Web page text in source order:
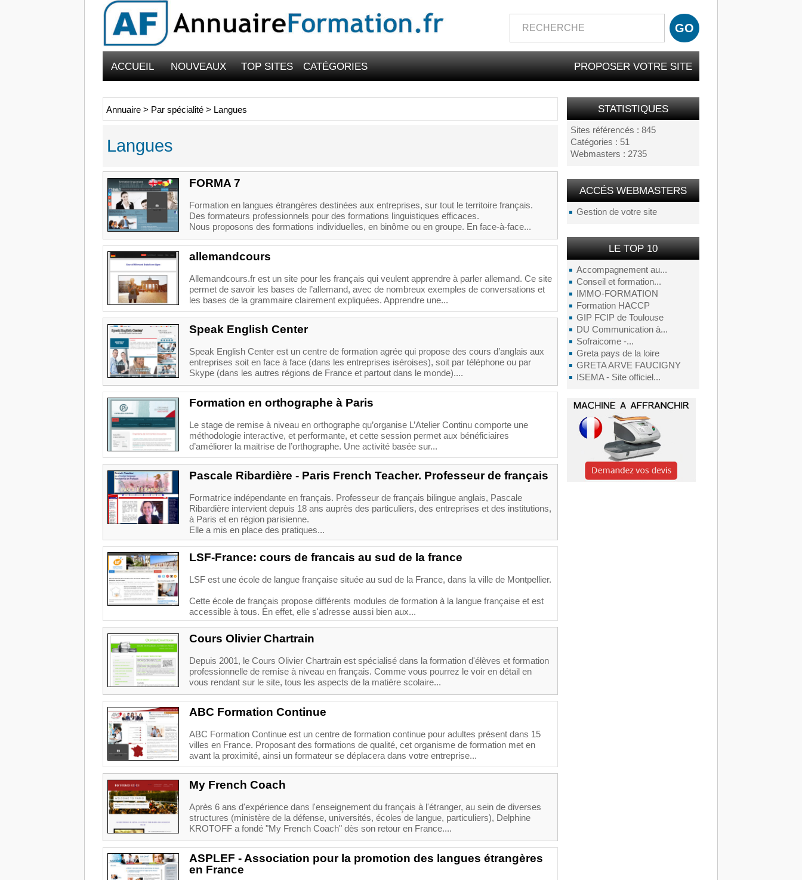
ACCUEIL NOUVEAUX TOP SITES CATÉGORIES PROPOSER VOTRE SITE
STATISTIQUES
Sites référencés : 845
Catégories : 51
Webmasters : 2735
ACCÉS WEBMASTERS
Gestion de votre site
LE TOP 10
Accompagnement au...
Conseil et formation...
IMMO-FORMATION
Formation HACCP
GIP FCIP de Toulouse
DU Communication à...
Sofraicome -...
Greta pays de la loire
GRETA ARVE FAUCIGNY
ISEMA - Site officiel...
Annuaire > Par spécialité > Langues
Langues
FORMA 7
Formation en langues étrangères destinées aux entreprises, sur tout le territoire français.
Des formateurs professionnels pour des formations linguistiques efficaces.
Nous proposons des formations individuelles, en binôme ou en groupe. En face-à-face...
allemandcours
Allemandcours.fr est un site pour les français qui veulent apprendre à parler allemand. Ce site
permet de savoir les bases de l’allemand, avec de nombreux exemples de conversations et
les bases de la grammaire clairement expliquées. Apprendre une...
Speak English Center
Speak English Center est un centre de formation agrée qui propose des cours d’anglais aux
entreprises soit en face à face (dans les entreprises iséroises), soit par téléphone ou par
Skype (dans les autres régions de France et partout dans le monde)....
Formation en orthographe à Paris
Le stage de remise à niveau en orthographe qu’organise L’Atelier Continu comporte une
méthodologie interactive, et performante, et cette session permet aux bénéficiaires
d’améliorer la maitrise de l’orthographe. Une activité basée sur...
Pascale Ribardière - Paris French Teacher. Professeur de français
Formatrice indépendante en français. Professeur de français bilingue anglais, Pascale
Ribardière intervient depuis 18 ans auprès des particuliers, des entreprises et des institutions,
à Paris et en région parisienne.
Elle a mis en place des pratiques...
LSF-France: cours de francais au sud de la france
LSF est une école de langue française située au sud de la France, dans la ville de Montpellier.
Cette école de français propose différents modules de formation à la langue française et est
accessible à tous. En effet, elle s'adresse aussi bien aux...
Cours Olivier Chartrain
Depuis 2001, le Cours Olivier Chartrain est spécialisé dans la formation d'élèves et formation
professionnelle de remise à niveau en français. Comme vous pourrez le voir en détail en
vous rendant sur le site, tous les aspects de la matière scolaire...
ABC Formation Continue
ABC Formation Continue est un centre de formation continue pour adultes présent dans 15
villes en France. Proposant des formations de qualité, cet organisme de formation met en
avant la proximité, ainsi un formateur se déplacera dans votre entreprise...
My French Coach
Après 6 ans d'expérience dans l'enseignement du français à l'étranger, au sein de diverses
structures (ministère de la défense, universités, écoles de langue, particuliers), Delphine
KROTOFF a fondé "My French Coach" dès son retour en France....
ASPLEF - Association pour la promotion des langues étrangères
en France